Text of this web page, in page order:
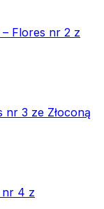
– Flores nr 2 z
nr 3 ze Złoconą
nr 4 z